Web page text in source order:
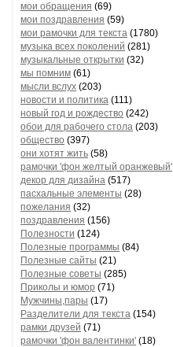
мои обращения (69)
мои поздравления (59)
мои рамочки для текста (1780)
музыка всех поколений (281)
музыкальные открытки (32)
мы помним (61)
мысли вслух (203)
новости и политика (111)
новый год и рождество (242)
обои для рабочего стола (203)
общество (397)
они хотят жить (58)
рамочки 'фон желтый оранжевый'
декор для дизайна (517)
пасхальные элементы (28)
пожелания (32)
поздравления (156)
Полезности (124)
Полезные программы (84)
Полезные сайты (21)
Полезные советы (285)
Приколы и юмор (71)
Мужчины,пары (17)
Разделители для текста (154)
рамки друзей (71)
рамочки 'фон валентинки' (18)